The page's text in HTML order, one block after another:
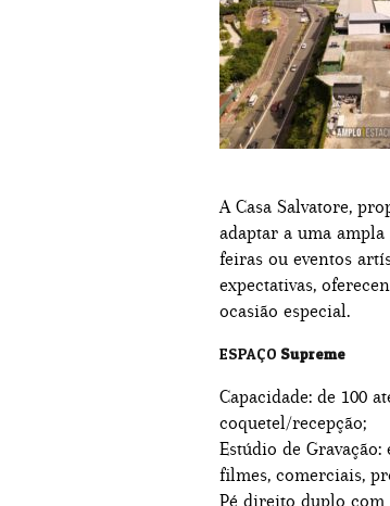
A Casa Salvatore,
adaptar a uma
feiras ou eventos
expectativas,
ocasião especial.
ESPAÇO Supreme
Capacidade: de 100
coquetel/recepção;
Estúdio de
filmes, comerciais,
Pé direito duplo com